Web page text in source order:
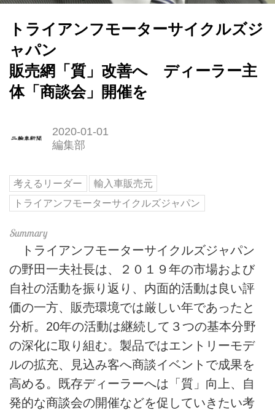
トライアンフモーターサイクルズジ
ャパン
販売網「質」改善へ ディーラー主
体「商談会」開催を
2020-01-01
編集部
考えるリーダー
輸入車販売元
トライアンフモーターサイクルズジャパン
トライアンフモーターサイクルズジャパン
の野田一夫社長は、２０１９年の市場および
自社の活動を振り返り、内面的活動は良い評
価の一方、販売環境では厳しい年であったと
分析。20年の活動は継続して３つの基本分野
の深化に取り組む。製品ではエントリーモデ
ルの拡充、見込み客へ商談イベントで成果を
高める。既存ディーラーへは「質」向上、自
発的な商談会の開催などを促していきたい考